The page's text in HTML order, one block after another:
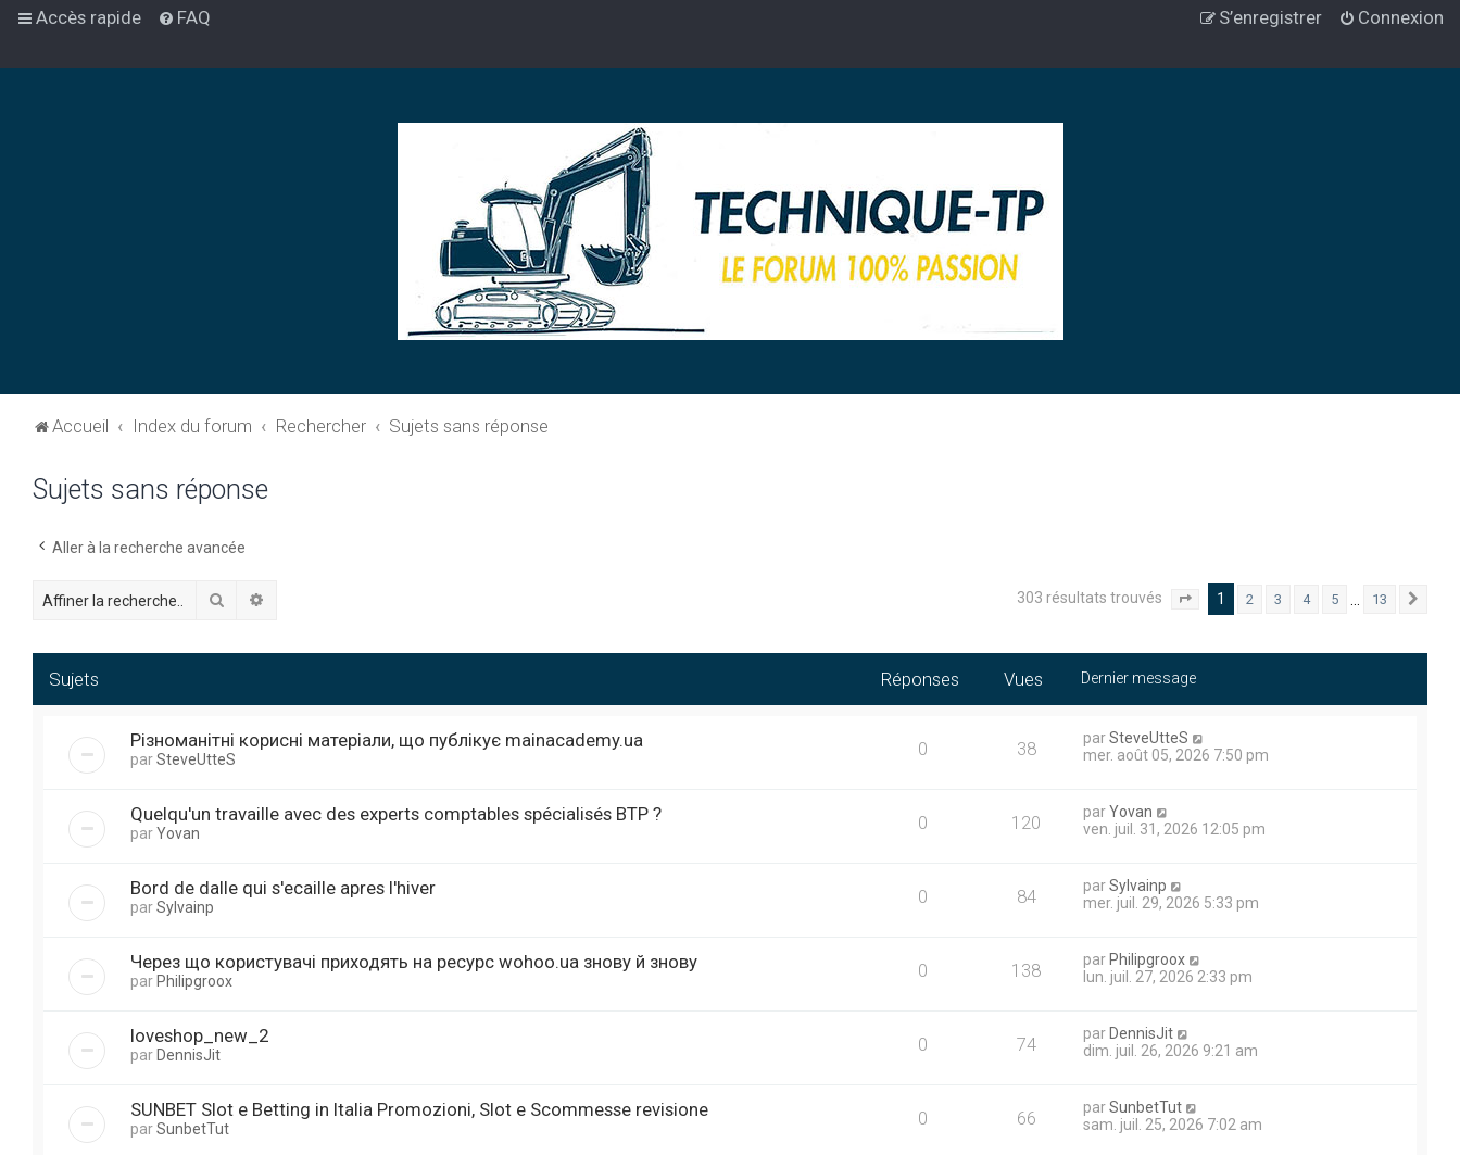
Accès rapide FAQ Connexion
S’enregistrer
Accueil Index du forum Rechercher Sujets sans réponse
Sujets sans réponse
Aller à la recherche avancée
Rechercher 303 résultats trouvés Page sur 13
1 2 3 4 5 13
Sujets Réponses Vues Dernier message
Різноманітні корисні матеріали, що публікує mainacademy.ua
parSteveUtteS 0 38 parSteveUtteS
mer. août 05, 2026 7:50 pm
Quelqu'un travaille avec des experts comptables spécialisés BTP ?
parYovan 0 120 parYovan
ven. juil. 31, 2026 12:05 pm
Bord de dalle qui s'ecaille apres l'hiver
parSylvainp 0 84 parSylvainp
mer. juil. 29, 2026 5:33 pm
Через що користувачі приходять на ресурс wohoo.ua знову й знову
par Philipgroox 0 138 par Philipgroox
lun. juil. 27, 2026 2:33 pm
loveshop_new_2
par DennisJit 0 74 par DennisJit
dim. juil. 26, 2026 9:21 am
SUNBET Slot e Betting in Italia Promozioni, Slot e Scommesse revisione
parSunbetTut 0 66 parSunbetTut
sam. juil. 25, 2026 7:02 am